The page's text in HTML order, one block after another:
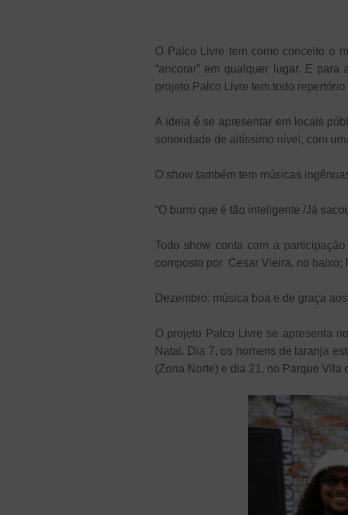
O Palco Livre tem como conceito o
“ancorar” em qualquer lugar. E
projeto Palco Livre tem todo
A ideia é se apresentar em locais
sonoridade de altíssimo nível, com
O show também tem músicas
“O burro que é tão inteligente /Já
Todo show conta com a
composto por Cesar Vieira, no baixo;
Dezembro: música boa e de graça
O projeto Palco Livre se apresenta
Natal. Dia 7, os homens de laranja
(Zona Norte) e dia 21, no Parque Vila